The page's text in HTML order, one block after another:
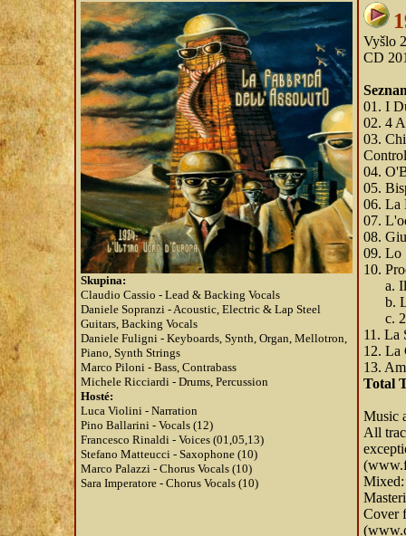
Skupina:
Claudio Cassio - Lead & Backing Vocals
Daniele Sopranzi - Acoustic, Electric & Lap Steel
Guitars, Backing Vocals
Daniele Fuligni - Keyboards, Synth, Organ, Mellotron,
Piano, Synth Strings
Marco Piloni - Bass, Contrabass
Michele Ricciardi - Drums, Percussion
Hosté:
Luca Violini - Narration
Pino Ballarini - Vocals (12)
Francesco Rinaldi - Voices (01,05,13)
Stefano Matteucci - Saxophone (10)
Marco Palazzi - Chorus Vocals (10)
Sara Imperatore - Chorus Vocals (10)
Vyšlo
CD
01. I
02. 4
03.
04.
05.
06. La
07.
08.
09. Lo
10.
a. Il
b.
c.
11. La
12. La
13.
Total
Music
All
Cover